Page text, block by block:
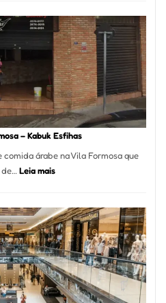
– Kabuk Esfihas
comida árabe na Vila Formosa que
Leia mais:
na
Vila
Formosa
–
Kabuk
Esfihas